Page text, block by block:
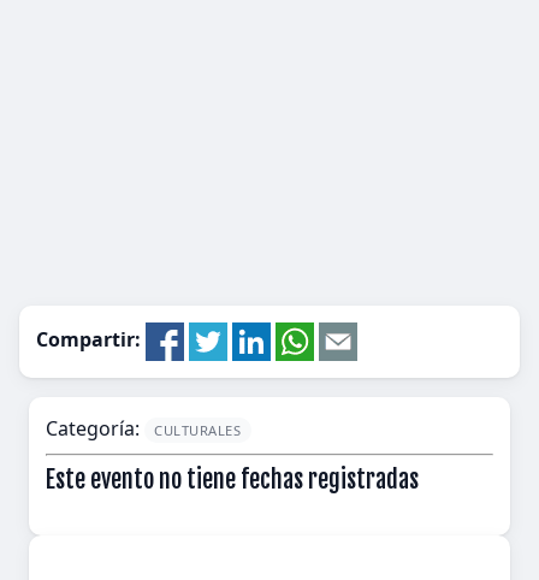
Compartir:
Categoría: CULTURALES
Este evento no tiene fechas registradas